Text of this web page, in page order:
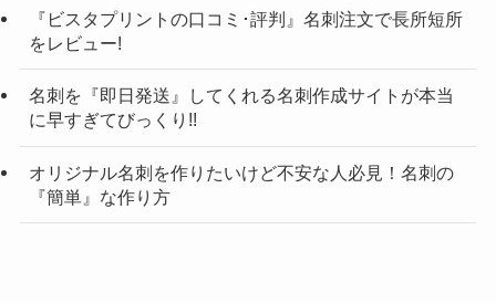
『ビスタプリントの口コミ･評判』名刺注文で長所短所
をレビュー!
名刺を『即日発送』してくれる名刺作成サイトが本当
に早すぎてびっくり!!
オリジナル名刺を作りたいけど不安な人必見！名刺の
『簡単』な作り方